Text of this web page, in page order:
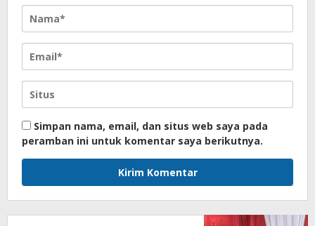
Simpan nama, email, dan situs web saya pada
peramban ini untuk komentar saya berikutnya.